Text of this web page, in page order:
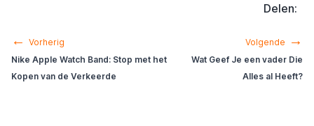
Delen:
← Vorherig
Nike Apple Watch Band: Stop met het
Kopen van de Verkeerde
Volgende →
Wat Geef Je een vader Die
Alles al Heeft?